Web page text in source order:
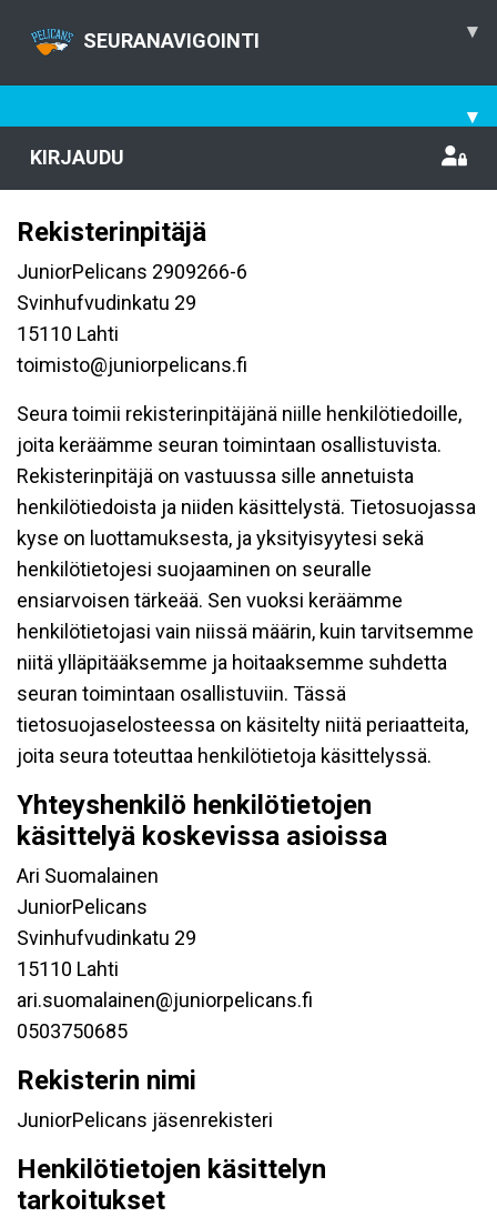
SEURANAVIGOINTI ▾
▾
KIRJAUDU
Rekisterinpitäjä
JuniorPelicans 2909266-6
Svinhufvudinkatu 29
15110 Lahti
toimisto@juniorpelicans.fi
Seura toimii rekisterinpitäjänä niille henkilötiedoille,
joita keräämme seuran toimintaan osallistuvista.
Rekisterinpitäjä on vastuussa sille annetuista
henkilötiedoista ja niiden käsittelystä. Tietosuojassa
kyse on luottamuksesta, ja yksityisyytesi sekä
henkilötietojesi suojaaminen on seuralle
ensiarvoisen tärkeää. Sen vuoksi keräämme
henkilötietojasi vain niissä määrin, kuin tarvitsemme
niitä ylläpitääksemme ja hoitaaksemme suhdetta
seuran toimintaan osallistuviin. Tässä
tietosuojaselosteessa on käsitelty niitä periaatteita,
joita seura toteuttaa henkilötietoja käsittelyssä.
Yhteyshenkilö henkilötietojen
käsittelyä koskevissa asioissa
Ari Suomalainen
JuniorPelicans
Svinhufvudinkatu 29
15110 Lahti
ari.suomalainen@juniorpelicans.fi
0503750685
Rekisterin nimi
JuniorPelicans jäsenrekisteri
Henkilötietojen käsittelyn
tarkoitukset